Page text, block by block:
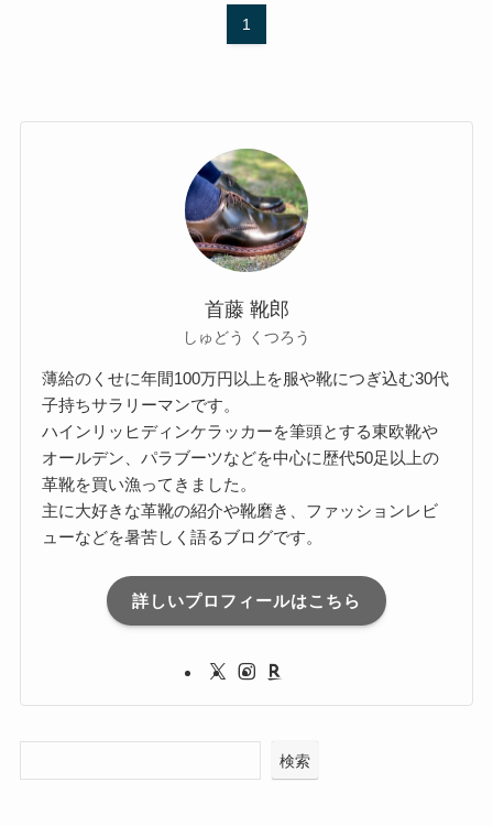
1
首藤 靴郎
しゅどう くつろう
薄給のくせに年間100万円以上を服や靴につぎ込む30代
子持ちサラリーマンです。
ハインリッヒディンケラッカーを筆頭とする東欧靴や
オールデン、パラブーツなどを中心に歴代50足以上の
革靴を買い漁ってきました。
主に大好きな革靴の紹介や靴磨き、ファッションレビ
ューなどを暑苦しく語るブログです。
詳しいプロフィールはこちら
検索